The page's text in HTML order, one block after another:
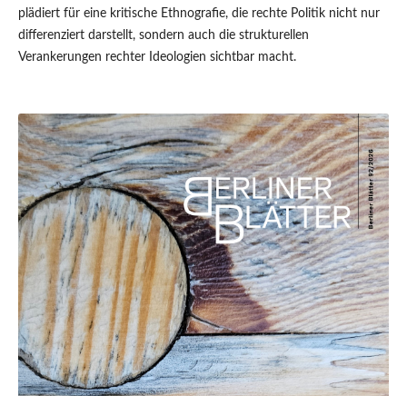
plädiert für eine kritische Ethnografie, die rechte Politik nicht nur
differenziert darstellt, sondern auch die strukturellen
Verankerungen rechter Ideologien sichtbar macht.